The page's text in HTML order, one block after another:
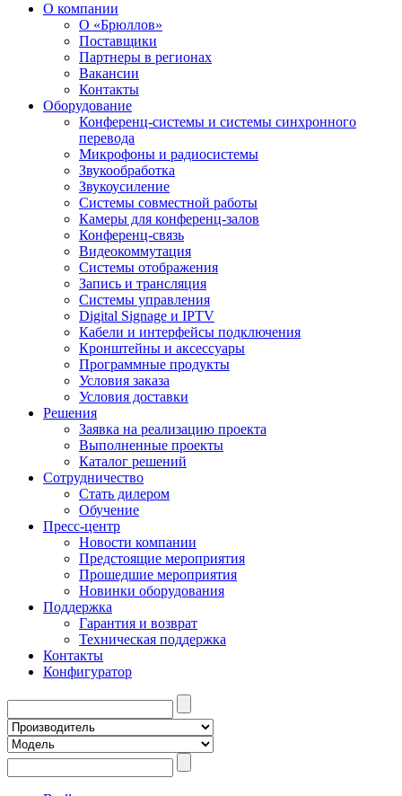
О компании
О «Брюллов»
Поставщики
Партнеры в регионах
Вакансии
Контакты
Оборудование
Конференц-системы и системы синхронного
перевода
Микрофоны и радиосистемы
Звукообработка
Звукоусиление
Системы совместной работы
Камеры для конференц-залов
Конференц-связь
Видеокоммутация
Системы отображения
Запись и трансляция
Системы управления
Digital Signage и IPTV
Кабели и интерфейсы подключения
Кронштейны и аксессуары
Программные продукты
Условия заказа
Условия доставки
Решения
Заявка на реализацию проекта
Выполненные проекты
Каталог решений
Сотрудничество
Стать дилером
Обучение
Пресс-центр
Новости компании
Предстоящие мероприятия
Прошедшие мероприятия
Новинки оборудования
Поддержка
Гарантия и возврат
Техническая поддержка
Контакты
Конфигуратор